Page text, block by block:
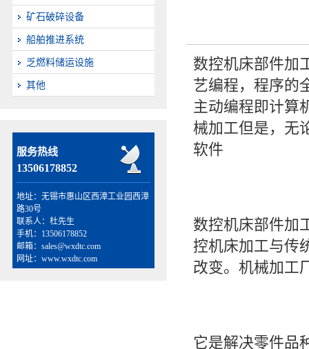
矿石破碎设备
船舶推进系统
乏燃料储运设施
其他
服务热线
13506178852
地址：无锡市惠山区西漳工业园西漳
路30号
联系人：杜先生
手机：13506178852
邮箱：sales@wxdtc.com
网址：www.wxdtc.com
数控机床部件加
艺编程，程序的
主动编程即计算
械加工但是，无
软件
数控机床部件加
控机床加工与传
改变。机械加工
它是解决零件品